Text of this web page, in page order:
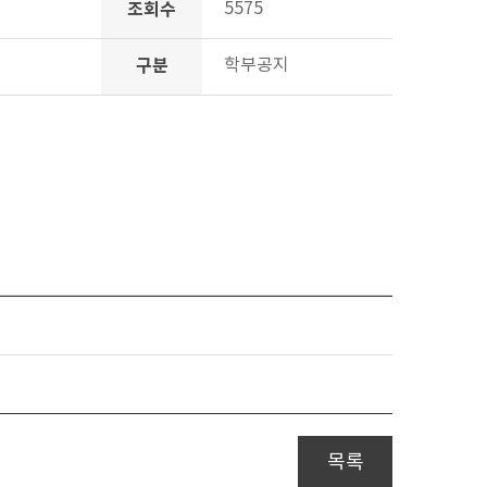
조회수 5575
구분 학부공지
목록